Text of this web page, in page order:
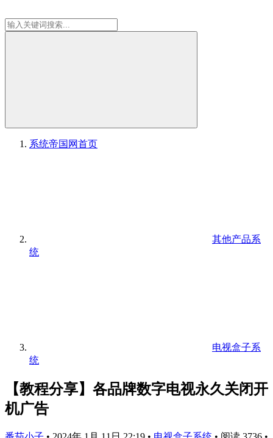
系统帝国网首页
其他产品系
统
电视盒子系
统
【教程分享】各品牌数字电视永久关闭开
机广告